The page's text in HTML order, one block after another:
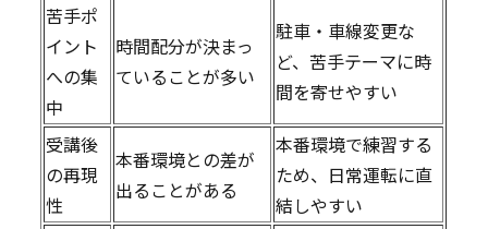
苦手ポ
イント
への集
中
時間配分が決まっ
ていることが多い
駐車・車線変更な
ど、苦手テーマに時
間を寄せやすい
受講後
の再現
性
本番環境との差が
出ることがある
本番環境で練習する
ため、日常運転に直
結しやすい